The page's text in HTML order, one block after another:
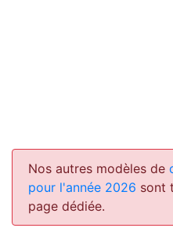
Nos autres modèles de
pour l'année 2026 sont
page dédiée.